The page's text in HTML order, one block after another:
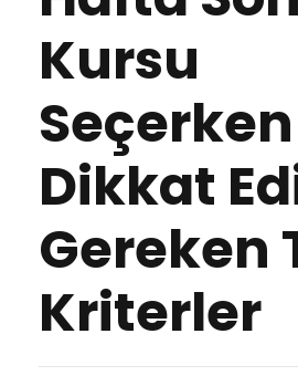
Kursu
Seçerken
Dikkat
Gereken
Kriterler